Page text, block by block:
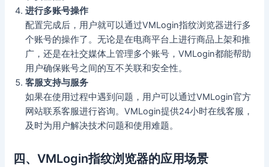
进行多账号操作
配置完成后，用户就可以通过VMLogin指纹浏览器进行多
个账号的操作了。无论是在电商平台上进行商品上架和推
广，还是在社交媒体上管理多个账号，VMLogin都能帮助
用户确保账号之间的互不关联和安全性。
客服支持与服务
如果在使用过程中遇到问题，用户可以通过VMLogin官方
网站联系客服进行咨询。VMLogin提供24小时在线客服，
及时为用户解决技术问题和使用难题。
四、VMLogin指纹浏览器的应用场景